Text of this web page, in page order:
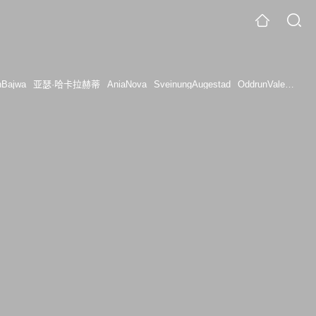
亚瑟·哈卡拉赫蒂 AniaNova SveinungAugestad OddrunValestrand